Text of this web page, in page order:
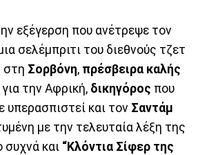
εξέγερση που ανέτρεψε τον
σελέμπριτι του διεθνούς τζετ
στη Σορβόνη, πρέσβειρα καλής
για την Αφρική, δικηγόρος που
υπερασπιστεί και τον Σαντάμ
με την τελευταία λέξη της
συχνά και “Κλόντια Σίφερ της